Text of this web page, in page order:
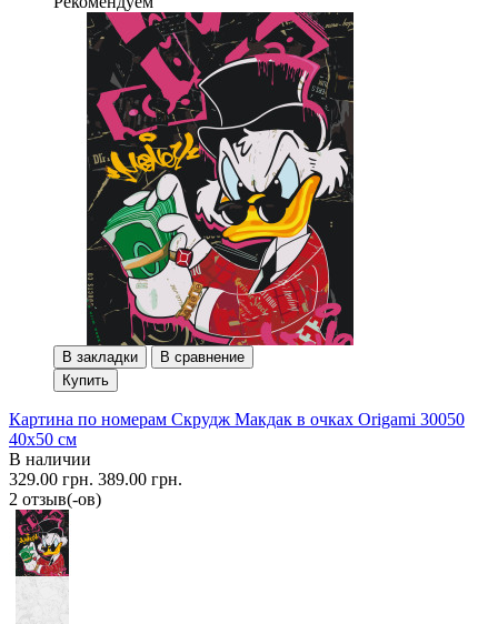
В закладки
В сравнение
Купить
Картина по номерам Скрудж Макдак в очках Origami 30050
40x50 см
В наличии
329.00 грн. 389.00 грн.
2 отзыв(-ов)